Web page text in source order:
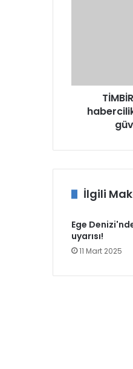
etki
dönüşüm"
İlgili
Ege
uyarısı!
11 Mart 2025